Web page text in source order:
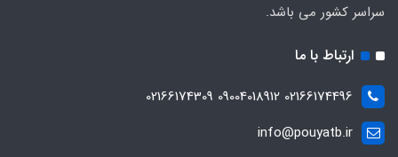
سراسر کشور می باشد.
ارتباط با ما
02166174496 09004018912 02166174309
info@pouyatb.ir